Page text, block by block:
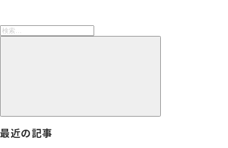
検
索:
最近の記事